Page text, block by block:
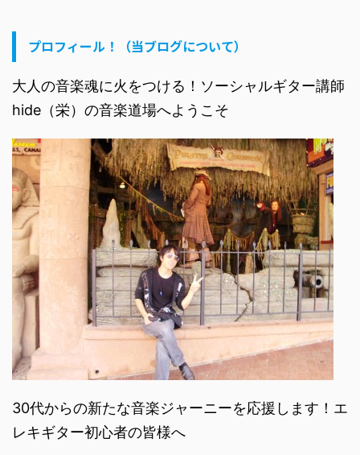
プロフィール！（当ブログについて）
大人の音楽魂に火をつける！ソーシャルギター講師
hide（栄）の音楽道場へようこそ
30代からの新たな音楽ジャーニーを応援します！エ
レキギター初心者の皆様へ